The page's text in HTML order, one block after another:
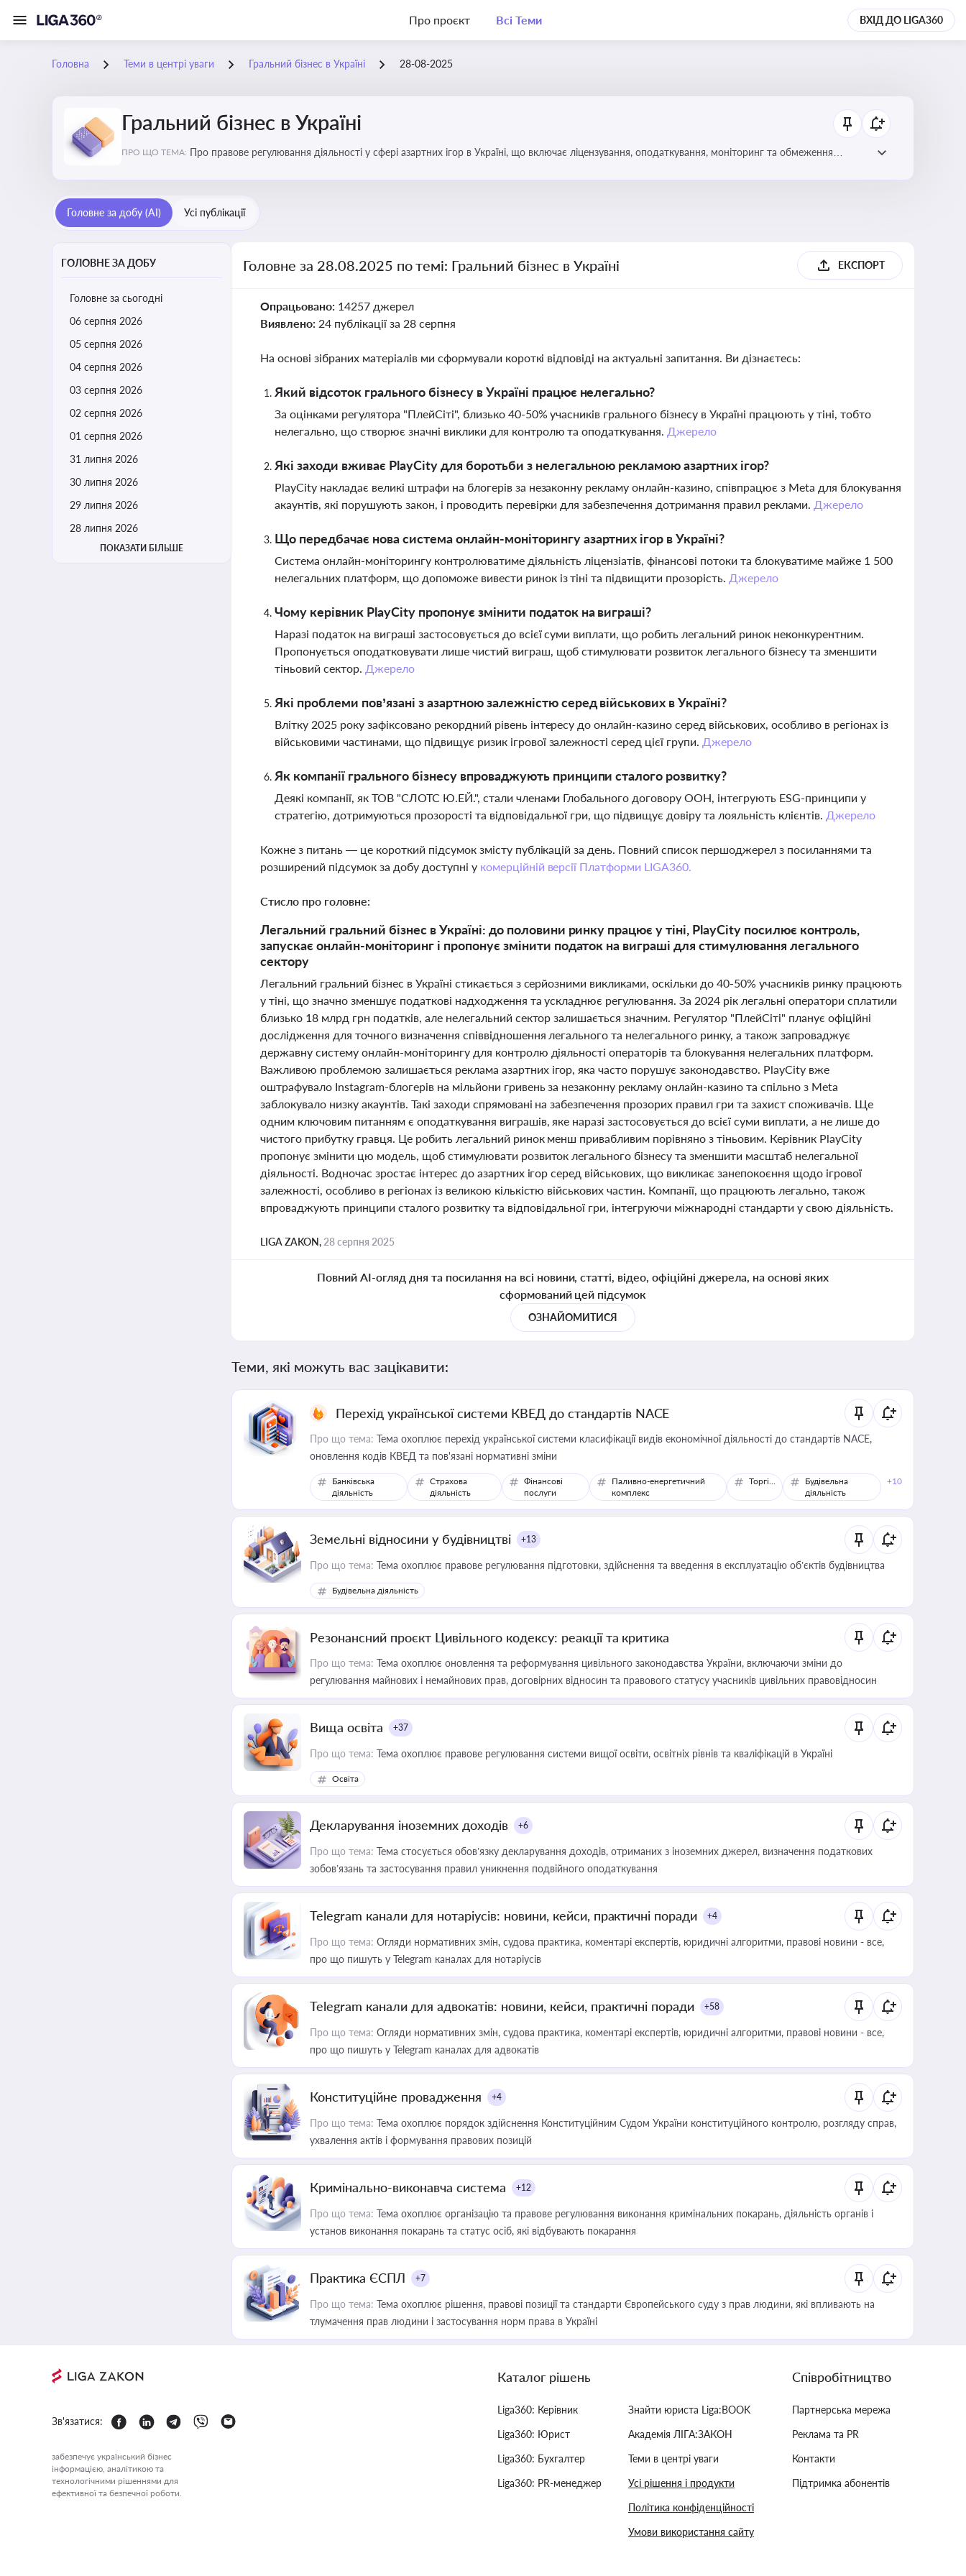
Про проєкт Всі Теми ВХІД ДО LIGA360
Головна Теми в центрі уваги Гральний бізнес в Україні 28-08-2025
Гральний бізнес в Україні
ПРО ЩО ТЕМА: Про правове регулювання діяльності у сфері азартних ігор в Україні, що включає ліцензування, оподаткування, моніторинг та обмеження
Головне за добу (AI) Усі публікації
ГОЛОВНЕ ЗА ДОБУ
Головне за сьогодні
06 серпня 2026
05 серпня 2026
04 серпня 2026
03 серпня 2026
02 серпня 2026
01 серпня 2026
31 липня 2026
30 липня 2026
29 липня 2026
28 липня 2026
ПОКАЗАТИ БІЛЬШЕ
Головне за 28.08.2025 по темі: Гральний бізнес в Україні ЕКСПОРТ
Опрацьовано: 14257 джерел
Виявлено: 24 публікації за 28 серпня
На основі зібраних матеріалів ми сформували короткі відповіді на актуальні запитання. Ви дізнаєтесь:
Який відсоток грального бізнесу в Україні працює нелегально?
За оцінками регулятора "ПлейСіті", близько 40-50% учасників грального бізнесу в Україні працюють у тіні, тобто
нелегально, що створює значні виклики для контролю та оподаткування. Джерело
Які заходи вживає PlayCity для боротьби з нелегальною рекламою азартних ігор?
PlayCity накладає великі штрафи на блогерів за незаконну рекламу онлайн-казино, співпрацює з Meta для блокування
акаунтів, які порушують закон, і проводить перевірки для забезпечення дотримання правил реклами. Джерело
Що передбачає нова система онлайн-моніторингу азартних ігор в Україні?
Система онлайн-моніторингу контролюватиме діяльність ліцензіатів, фінансові потоки та блокуватиме майже 1 500
нелегальних платформ, що допоможе вивести ринок із тіні та підвищити прозорість. Джерело
Чому керівник PlayCity пропонує змінити податок на виграші?
Наразі податок на виграші застосовується до всієї суми виплати, що робить легальний ринок неконкурентним.
Пропонується оподатковувати лише чистий виграш, щоб стимулювати розвиток легального бізнесу та зменшити
тіньовий сектор. Джерело
Які проблеми пов’язані з азартною залежністю серед військових в Україні?
Влітку 2025 року зафіксовано рекордний рівень інтересу до онлайн-казино серед військових, особливо в регіонах із
військовими частинами, що підвищує ризик ігрової залежності серед цієї групи. Джерело
Як компанії грального бізнесу впроваджують принципи сталого розвитку?
Деякі компанії, як ТОВ "СЛОТС Ю.ЕЙ.", стали членами Глобального договору ООН, інтегрують ESG-принципи у
стратегію, дотримуються прозорості та відповідальної гри, що підвищує довіру та лояльність клієнтів. Джерело
Кожне з питань — це короткий підсумок змісту публікацій за день. Повний список першоджерел з посиланнями та
розширений підсумок за добу доступні у комерційній версії Платформи LIGA360.
Стисло про головне:
Легальний гральний бізнес в Україні: до половини ринку працює у тіні, PlayCity посилює контроль,
запускає онлайн-моніторинг і пропонує змінити податок на виграші для стимулювання легального
сектору
Легальний гральний бізнес в Україні стикається з серйозними викликами, оскільки до 40-50% учасників ринку працюють
у тіні, що значно зменшує податкові надходження та ускладнює регулювання. За 2024 рік легальні оператори сплатили
близько 18 млрд грн податків, але нелегальний сектор залишається значним. Регулятор "ПлейСіті" планує офіційні
дослідження для точного визначення співвідношення легального та нелегального ринку, а також запроваджує
державну систему онлайн-моніторингу для контролю діяльності операторів та блокування нелегальних платформ.
Важливою проблемою залишається реклама азартних ігор, яка часто порушує законодавство. PlayCity вже
оштрафувало Instagram-блогерів на мільйони гривень за незаконну рекламу онлайн-казино та спільно з Meta
заблокувало низку акаунтів. Такі заходи спрямовані на забезпечення прозорих правил гри та захист споживачів. Ще
одним ключовим питанням є оподаткування виграшів, яке наразі застосовується до всієї суми виплати, а не лише до
чистого прибутку гравця. Це робить легальний ринок менш привабливим порівняно з тіньовим. Керівник PlayCity
пропонує змінити цю модель, щоб стимулювати розвиток легального бізнесу та зменшити масштаб нелегальної
діяльності. Водночас зростає інтерес до азартних ігор серед військових, що викликає занепокоєння щодо ігрової
залежності, особливо в регіонах із великою кількістю військових частин. Компанії, що працюють легально, також
впроваджують принципи сталого розвитку та відповідальної гри, інтегруючи міжнародні стандарти у свою діяльність.
LIGA ZAKON, 28 серпня 2025
Повний AI-огляд дня та посилання на всі новини, статті, відео, офіційні джерела, на основі яких
сформований цей підсумок
ОЗНАЙОМИТИСЯ
Теми, які можуть вас зацікавити:
Перехід української системи КВЕД до стандартів NACE
Про що тема: Тема охоплює перехід української системи класифікації видів економічної діяльності до стандартів NACE,
оновлення кодів КВЕД та пов'язані нормативні зміни
Банківська
діяльність
Страхова
діяльність
Фінансові
послуги
Паливно-енергетичний
комплекс
Торгівля
Будівельна
діяльність
+10
Земельні відносини у будівництві +13
Про що тема: Тема охоплює правове регулювання підготовки, здійснення та введення в експлуатацію об’єктів будівництва
Будівельна діяльність
Резонансний проєкт Цивільного кодексу: реакції та критика
Про що тема: Тема охоплює оновлення та реформування цивільного законодавства України, включаючи зміни до
регулювання майнових і немайнових прав, договірних відносин та правового статусу учасників цивільних правовідносин
Вища освіта +37
Про що тема: Тема охоплює правове регулювання системи вищої освіти, освітніх рівнів та кваліфікацій в Україні
Освіта
Декларування іноземних доходів +6
Про що тема: Тема стосується обов’язку декларування доходів, отриманих з іноземних джерел, визначення податкових
зобов’язань та застосування правил уникнення подвійного оподаткування
Telegram канали для нотаріусів: новини, кейси, практичні поради +4
Про що тема: Огляди нормативних змін, судова практика, коментарі експертів, юридичні алгоритми, правові новини - все,
про що пишуть у Telegram каналах для нотаріусів
Telegram канали для адвокатів: новини, кейси, практичні поради +58
Про що тема: Огляди нормативних змін, судова практика, коментарі експертів, юридичні алгоритми, правові новини - все,
про що пишуть у Telegram каналах для адвокатів
Конституційне провадження +4
Про що тема: Тема охоплює порядок здійснення Конституційним Судом України конституційного контролю, розгляду справ,
ухвалення актів і формування правових позицій
Кримінально-виконавча система +12
Про що тема: Тема охоплює організацію та правове регулювання виконання кримінальних покарань, діяльність органів і
установ виконання покарань та статус осіб, які відбувають покарання
Практика ЄСПЛ +7
Про що тема: Тема охоплює рішення, правові позиції та стандарти Європейського суду з прав людини, які впливають на
тлумачення прав людини і застосування норм права в Україні
Зв'язатися:
забезпечує український бізнес
інформацією, аналітикою та
технологічними рішеннями для
ефективної та безпечної роботи.
Каталог рішень
Liga360: Керівник
Liga360: Юрист
Liga360: Бухгалтер
Liga360: PR-менеджер
Знайти юриста Liga:BOOK
Академія ЛІГА:ЗАКОН
Теми в центрі уваги
Усі рішення і продукти
Політика конфіденційності
Умови використання сайту
Співробітництво
Партнерська мережа
Реклама та PR
Контакти
Підтримка абонентів